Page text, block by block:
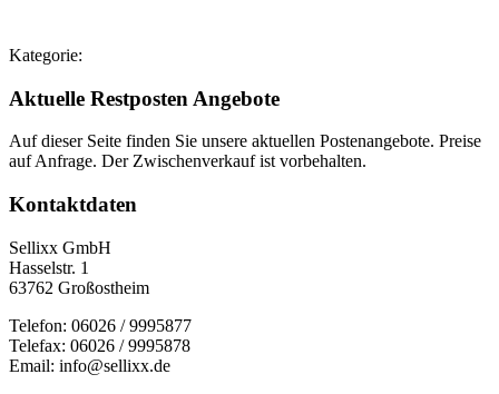
Kategorie:
Aktuelle Restposten Angebote
Auf dieser Seite finden Sie unsere aktuellen Postenangebote. Preise
auf Anfrage. Der Zwischenverkauf ist vorbehalten.
Kontaktdaten
Sellixx GmbH
Hasselstr. 1
63762 Großostheim
Telefon: 06026 / 9995877
Telefax: 06026 / 9995878
Email: info@sellixx.de